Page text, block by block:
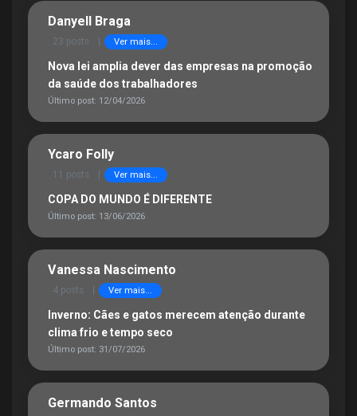
Danyell Braga
23 posts Ver mais...
Nova lei amplia dever das empresas na promoção
da saúde dos trabalhadores
Último post: 12/04/2026
Ycaro Folly
11 posts Ver mais...
COPA DO MUNDO É DIFERENTE
Último post: 13/06/2026
Vanessa Nascimento
4 posts Ver mais...
Inverno: Cães e gatos merecem atenção durante
clima frio e tempo seco
Último post: 31/07/2026
Germando Santos